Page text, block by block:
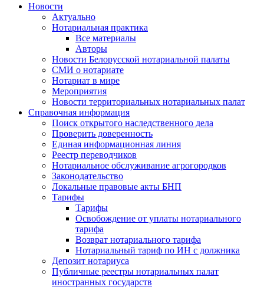
Новости
Актуально
Нотариальная практика
Все материалы
Авторы
Новости Белорусской нотариальной палаты
СМИ о нотариате
Нотариат в мире
Мероприятия
Новости территориальных нотариальных палат
Справочная информация
Поиск открытого наследственного дела
Проверить доверенность
Единая информационная линия
Реестр переводчиков
Нотариальное обслуживание агрогородков
Законодательство
Локальные правовые акты БНП
Тарифы
Тарифы
Освобождение от уплаты нотариального
тарифа
Возврат нотариального тарифа
Нотариальный тариф по ИН с должника
Депозит нотариуса
Публичные реестры нотариальных палат
иностранных государств